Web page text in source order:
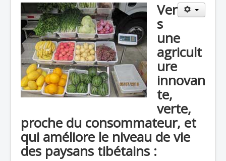
Ver
s
une
agricult
ure
innovan
te,
verte,
proche du consommateur, et
qui améliore le niveau de vie
des paysans tibétains :